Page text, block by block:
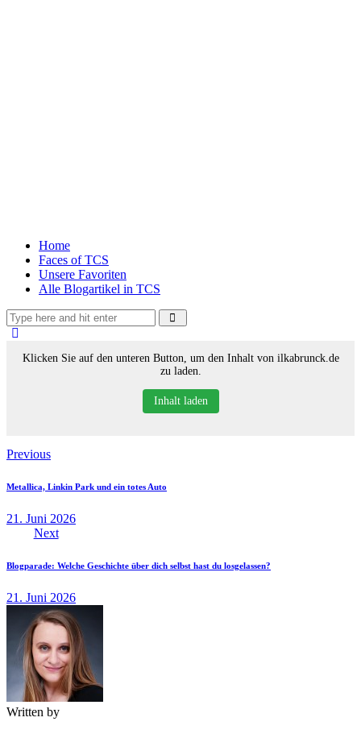
Home
Faces of TCS
Unsere Favoriten
Alle Blogartikel in TCS
Klicken Sie auf den unteren Button, um den Inhalt von ilkabrunck.de
zu laden.
Inhalt laden
Beitragsnavigation
Previous
Metallica, Linkin Park und ein totes Auto
21. Juni 2026
Next
Blogparade: Welche Geschichte über dich selbst hast du losgelassen?
21. Juni 2026
Written by